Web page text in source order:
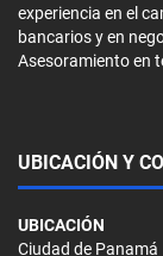
experiencia en el
bancarios y en
Asesoramiento en
UBICACIÓN Y
UBICACIÓN
Ciudad de Panamá